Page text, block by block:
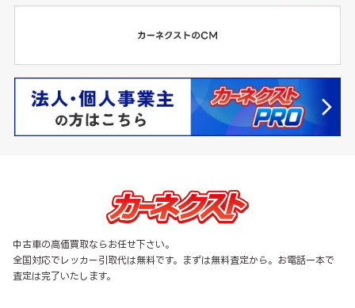
中古車の高価買取ならお任せ下さい。
全国対応でレッカー引取代は無料です。まずは無料査定から。お電話一本で
査定は完了いたします。